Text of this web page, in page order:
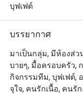
หมูหัน ปลาแซลม่อนอ
กูร์เมต์สุดหรูสำหรับมื้
โรงแรม Grand Hyatt
สถานีรถไฟฟ้า BTS
แสนอบอุ่น เหมาะสำ
บุฟเฟต์
บรรยากาศ
มาเป็นกลุ่ม, มีห้องส่ว
บายๆ, มื้อครอบครัว,
กิจกรรมทีม, บุฟเฟต์,
จุใจ, คนรักเนื้อ, คนรั